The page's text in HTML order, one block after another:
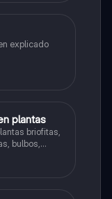
explicado
plantas
briofitas,